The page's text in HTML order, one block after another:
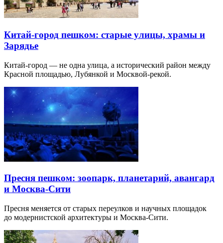
Китай-город пешком: старые улицы, храмы и
Зарядье
Китай-город — не одна улица, а исторический район между
Красной площадью, Лубянкой и Москвой-рекой.
Пресня пешком: зоопарк, планетарий, авангард
и Москва-Сити
Пресня меняется от старых переулков и научных площадок
до модернистской архитектуры и Москва-Сити.